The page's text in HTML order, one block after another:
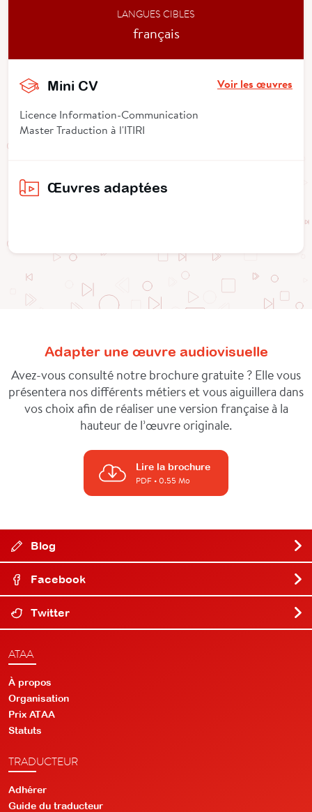
LANGUES CIBLES
français
Mini CV Voir les œuvres
Licence Information-Communication
Master Traduction à l'ITIRI
Œuvres adaptées
Adapter une œuvre audiovisuelle
Avez-vous consulté notre brochure gratuite ? Elle vous
présentera nos différents métiers et vous aiguillera dans
vos choix afin de réaliser une version française à la
hauteur de l’œuvre originale.
Lire la brochure
PDF• 0.55 Mo
Blog
Facebook
Twitter
ATAA
À propos
Organisation
Prix ATAA
Statuts
TRADUCTEUR
Adhérer
Guide du traducteur